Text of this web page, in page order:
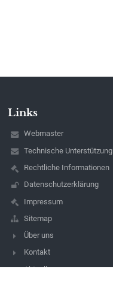
Links
Webmaster
Technische Unterstützung
Rechtliche Informationen
Datenschutzerklärung
Impressum
Sitemap
Über uns
Kontakt
Aktuelles